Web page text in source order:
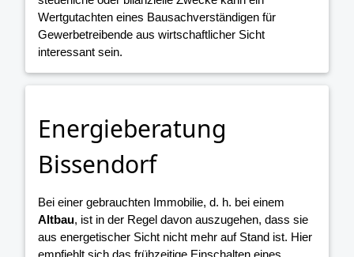
Wertgutachten eines Bausachverständigen für
Gewerbetreibende aus wirtschaftlicher Sicht
interessant sein.
Energieberatung
Bissendorf
Bei einer gebrauchten Immobilie, d. h. bei einem
Altbau, ist in der Regel davon auszugehen, dass sie
aus energetischer Sicht nicht mehr auf Stand ist. Hier
empfiehlt sich das frühzeitige Einschalten eines